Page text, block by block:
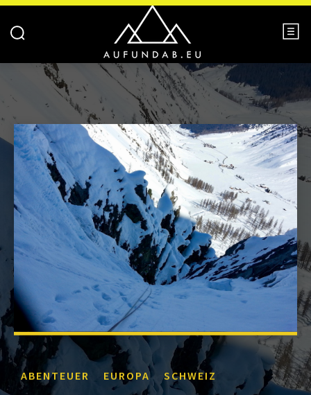
ABENTEUER EUROPA SCHWEIZ